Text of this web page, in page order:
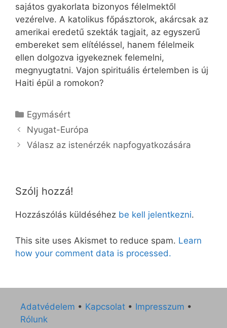
sajátos gyakorlata bizonyos félelmektől
vezérelve. A katolikus főpásztorok, akárcsak az
amerikai eredetű szekták tagjait, az egyszerű
embereket sem elítéléssel, hanem félelmeik
ellen dolgozva igyekeznek felemelni,
megnyugtatni. Vajon spirituális értelemben is új
Haiti épül a romokon?
Kategória
Egymásért
Nyugat-Európa
Válasz az istenérzék napfogyatkozására
Szólj hozzá!
Hozzászólás küldéséhez be kell jelentkezni.
This site uses Akismet to reduce spam. Learn
how your comment data is processed.
Adatvédelem • Kapcsolat • Impresszum •
Rólunk